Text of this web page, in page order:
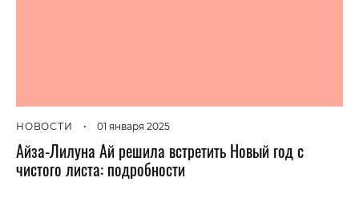
НОВОСТИ • 01 января 2025
Айза-Лилуна Ай решила встретить Новый год с
чистого листа: подробности